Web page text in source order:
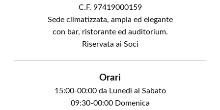
C.F. 97419000159
Sede climatizzata, ampia ed elegante
con bar, ristorante ed auditorium.
Riservata ai Soci
Orari
15:00-00:00 da Lunedì al Sabato
09:30-00:00 Domenica